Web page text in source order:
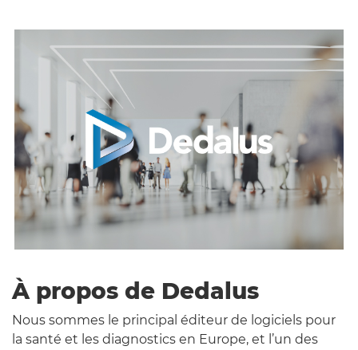
À propos de Dedalus
Nous sommes le principal éditeur de logiciels pour
la santé et les diagnostics en Europe, et l’un des